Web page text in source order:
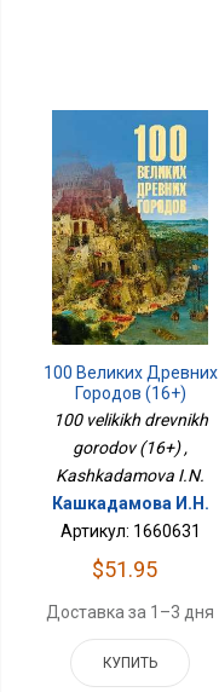
100 Великих Древних
Городов (16+)
100 velikikh drevnikh
gorodov (16+) ,
Kashkadamova I.N.
Кашкадамова И.Н.
Артикул: 1660631
$51.95
Доставка за 1–3 дня
КУПИТЬ